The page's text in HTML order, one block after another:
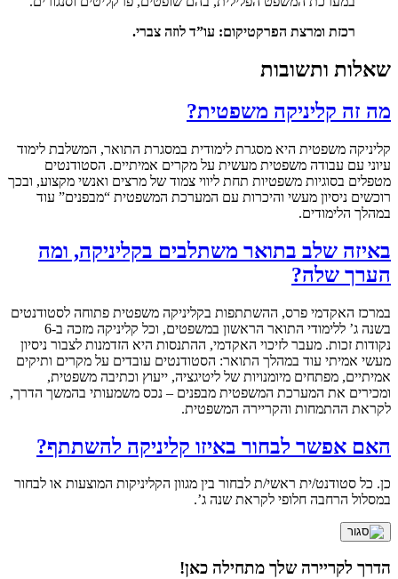
רכזת ומרצת הפרקטיקום: עו”ד לוזה צברי.
שאלות ותשובות
מה זה קליניקה משפטית?
קליניקה משפטית היא מסגרת לימודית במסגרת התואר, המשלבת לימוד
עיוני עם עבודה משפטית מעשית על מקרים אמיתיים. הסטודנטים
מטפלים בסוגיות משפטיות תחת ליווי צמוד של מרצים ואנשי מקצוע, ובכך
רוכשים ניסיון מעשי והיכרות עם המערכת המשפטית “מבפנים” עוד
במהלך הלימודים.
באיזה שלב בתואר משתלבים בקליניקה, ומה
הערך שלה?
במרכז האקדמי פרס, ההשתתפות בקליניקה משפטית פתוחה לסטודנטים
בשנה ג’ ללימודי התואר הראשון במשפטים, וכל קליניקה מזכה ב-6
נקודות זכות. מעבר לזיכוי האקדמי, ההתנסות היא הזדמנות לצבור ניסיון
מעשי אמיתי עוד במהלך התואר: הסטודנטים עובדים על מקרים ותיקים
אמיתיים, מפתחים מיומנויות של ליטיגציה, ייעוץ וכתיבה משפטית,
ומכירים את המערכת המשפטית מבפנים – נכס משמעותי בהמשך הדרך,
לקראת ההתמחות והקריירה המשפטית.
האם אפשר לבחור באיזו קליניקה להשתתף?
כן. כל סטודנט/ית ראשי/ת לבחור בין מגוון הקליניקות המוצעות או לבחור
במסלול הרחבה חלופי לקראת שנה ג’.
הדרך לקריירה שלך מתחילה כאן!